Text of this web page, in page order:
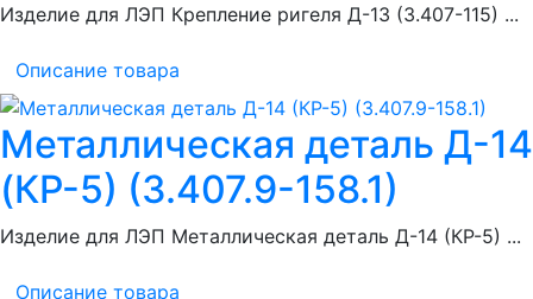
Изделие для ЛЭП Крепление ригеля Д-13 (3.407-115) ...
Описание товара
Металлическая деталь Д-14
(КР-5) (3.407.9-158.1)
Изделие для ЛЭП Металлическая деталь Д-14 (КР-5) ...
Описание товара